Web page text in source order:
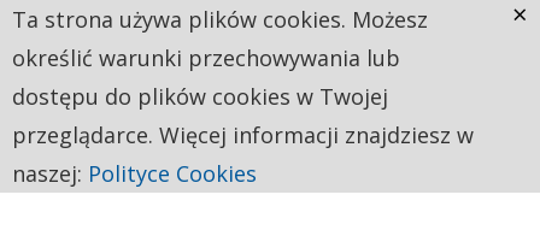
Ta strona używa plików cookies. Możesz
określić warunki przechowywania lub
dostępu do plików cookies w Twojej
przeglądarce. Więcej informacji znajdziesz w
naszej: Polityce Cookies
×